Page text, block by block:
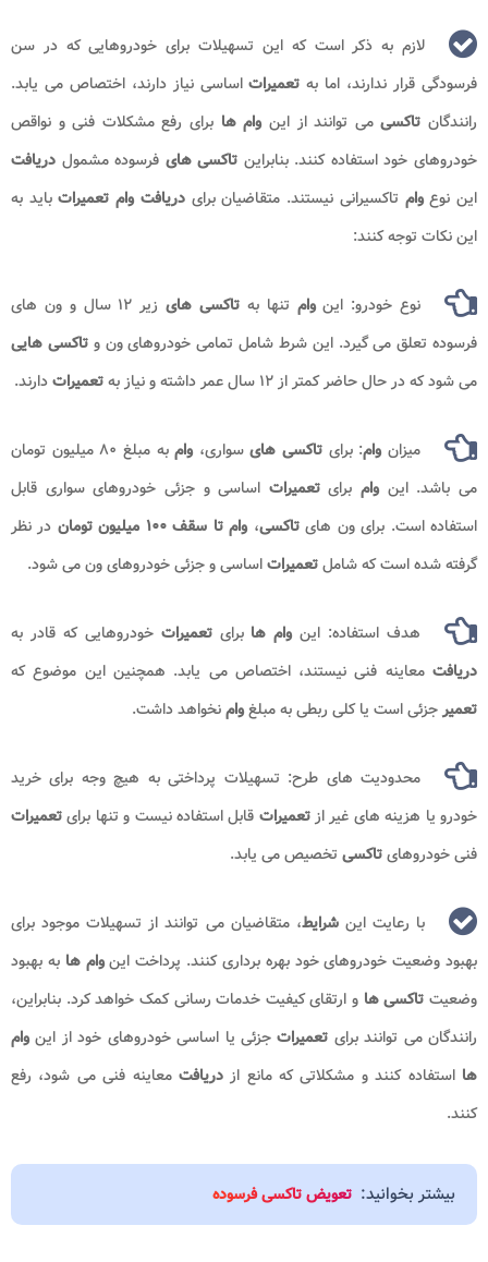
لازم به ذکر است که این تسهیلات برای خودروهایی که در سن
فرسودگی قرار ندارند، اما به تعمیراتاساسی نیاز دارند، اختصاص می یابد.
رانندگان تاکسیمی توانند از این وام ها برای رفع مشکلات فنی و نواقص
خودروهای خود استفاده کنند. بنابراین تاکسی های فرسوده مشمول دریافت
این نوعوام تاکسیرانی نیستند. متقاضیان برایدریافت وام تعمیراتباید به
این نکات توجه کنند:
نوع خودرو: اینوام تنها به تاکسی های
زیر ۱۲ سال و ون های
فرسوده تعلق می گیرد. این شرط شامل تمامی خودروهای ون وتاکسی هایی
می شود که در حال حاضر کمتر از ۱۲ سال عمر داشته و نیاز به
تعمیراتدارند.
میزان وام: برای تاکسی هایسواری، وام
به مبلغ ۸۰ میلیون تومان
می باشد. این وام برایتعمیرات اساسی و جزئی خودروهای سواری قابل
استفاده است. برای ون هایتاکسی، وام تا سقف ۱۰۰ میلیون تومان
در نظر
گرفته شده است که شاملتعمیراتاساسی و جزئی خودروهای ون می شود.
هدف استفاده: این وام ها برایتعمیراتخودروهایی که قادر به
دریافتمعاینه فنی نیستند، اختصاص می یابد. همچنین این موضوع که
تعمیرجزئی است یا کلی ربطی به مبلغوامنخواهد داشت.
محدودیت های طرح: تسهیلات پرداختی به هیچ وجه برای خرید
خودرو یا هزینه های غیر ازتعمیرات قابل استفاده نیست و تنها برایتعمیرات
فنی خودروهایتاکسی تخصیص می یابد.
با رعایت اینشرایط، متقاضیان می توانند از تسهیلات موجود برای
بهبود وضعیت خودروهای خود بهره برداری کنند. پرداخت اینوام ها به بهبود
وضعیت تاکسی ها و ارتقای کیفیت خدمات رسانی کمک خواهد کرد. بنابراین،
رانندگان می توانند برای تعمیراتجزئی یا اساسی خودروهای خود از این وام
ها استفاده کنند و مشکلاتی که مانع ازدریافتمعاینه فنی می شود، رفع
کنند.
بیشتر بخوانید: تعویض تاکسی فرسوده